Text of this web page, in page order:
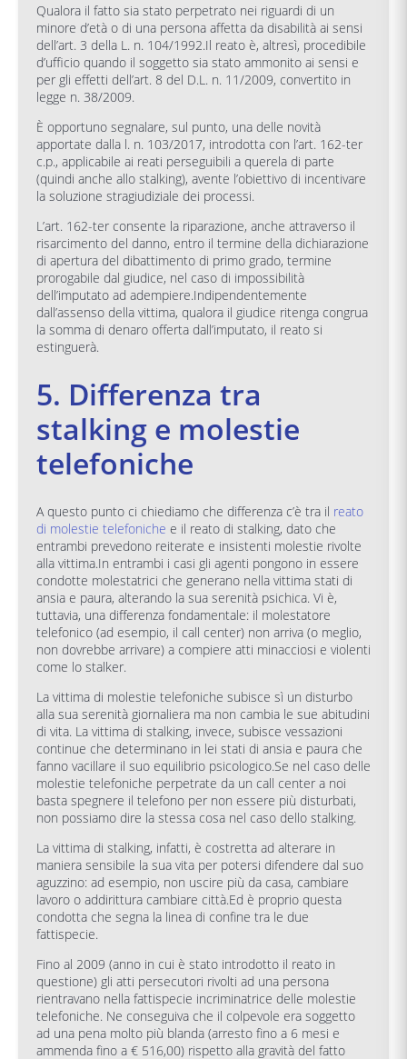
Qualora il fatto sia stato perpetrato nei riguardi di un
minore d’età o di una persona affetta da disabilità ai sensi
dell’art. 3 della L. n. 104/1992.Il reato è, altresì, procedibile
d’ufficio quando il soggetto sia stato ammonito ai sensi e
per gli effetti dell’art. 8 del D.L. n. 11/2009, convertito in
legge n. 38/2009.
È opportuno segnalare, sul punto, una delle novità
apportate dalla l. n. 103/2017, introdotta con l’art. 162-ter
c.p., applicabile ai reati perseguibili a querela di parte
(quindi anche allo stalking), avente l’obiettivo di incentivare
la soluzione stragiudiziale dei processi.
L’art. 162-ter consente la riparazione, anche attraverso il
risarcimento del danno, entro il termine della dichiarazione
di apertura del dibattimento di primo grado, termine
prorogabile dal giudice, nel caso di impossibilità
dell’imputato ad adempiere.Indipendentemente
dall’assenso della vittima, qualora il giudice ritenga congrua
la somma di denaro offerta dall’imputato, il reato si
estinguerà.
5. Differenza tra
stalking e molestie
telefoniche
A questo punto ci chiediamo che differenza c’è tra il reato
di molestie telefoniche e il reato di stalking, dato che
entrambi prevedono reiterate e insistenti molestie rivolte
alla vittima.In entrambi i casi gli agenti pongono in essere
condotte molestatrici che generano nella vittima stati di
ansia e paura, alterando la sua serenità psichica. Vi è,
tuttavia, una differenza fondamentale: il molestatore
telefonico (ad esempio, il call center) non arriva (o meglio,
non dovrebbe arrivare) a compiere atti minacciosi e violenti
come lo stalker.
La vittima di molestie telefoniche subisce sì un disturbo
alla sua serenità giornaliera ma non cambia le sue abitudini
di vita. La vittima di stalking, invece, subisce vessazioni
continue che determinano in lei stati di ansia e paura che
fanno vacillare il suo equilibrio psicologico.Se nel caso delle
molestie telefoniche perpetrate da un call center a noi
basta spegnere il telefono per non essere più disturbati,
non possiamo dire la stessa cosa nel caso dello stalking.
La vittima di stalking, infatti, è costretta ad alterare in
maniera sensibile la sua vita per potersi difendere dal suo
aguzzino: ad esempio, non uscire più da casa, cambiare
lavoro o addirittura cambiare città.Ed è proprio questa
condotta che segna la linea di confine tra le due
fattispecie.
Fino al 2009 (anno in cui è stato introdotto il reato in
questione) gli atti persecutori rivolti ad una persona
rientravano nella fattispecie incriminatrice delle molestie
telefoniche. Ne conseguiva che il colpevole era soggetto
ad una pena molto più blanda (arresto fino a 6 mesi e
ammenda fino a € 516,00) rispetto alla gravità del fatto